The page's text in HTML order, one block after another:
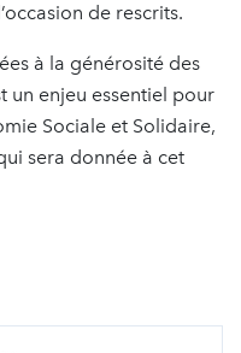
de rescrits.
à la générosité des
un enjeu essentiel pour
Sociale et Solidaire,
sera donnée à cet